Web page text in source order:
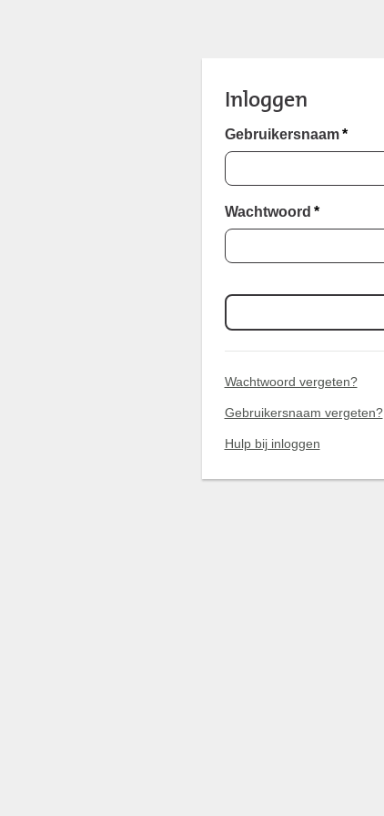
Inloggen
Gebruikersnaam *
Wachtwoord *
Wachtwoord vergeten?
Gebruikersnaam vergeten?
Hulp bij inloggen